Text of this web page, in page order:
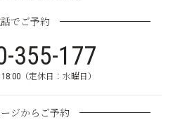
でご予約
355-177
（定休日：水曜日）
ジからご予約